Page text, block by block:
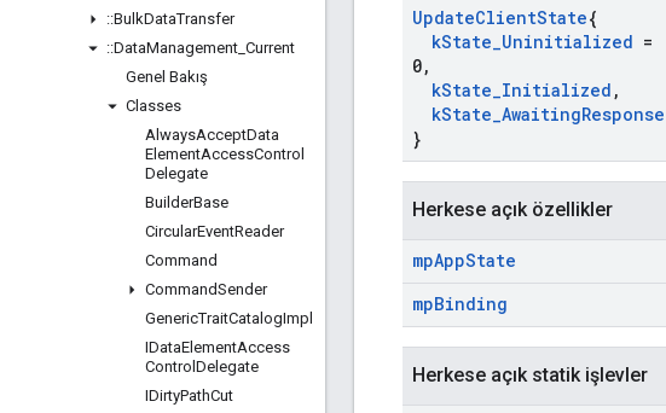
::BulkDataTransfer
::DataManagement Current
Genel Bakış
Classes
AlwaysAcceptData
ElementAccessControl
Delegate
BuilderBase
CircularEventReader
Command
CommandSender
GenericTraitCatalogImpl
IDataElementAccess
Control Delegate
IDirtyPathCut
UpdateClientState{
kState_Uninitialized =
0,
kState_Initialized ,
kState_AwaitingResponse
}
Herkese açık özellikler
mpAppState
mpBinding
Herkese açık statik işlevler